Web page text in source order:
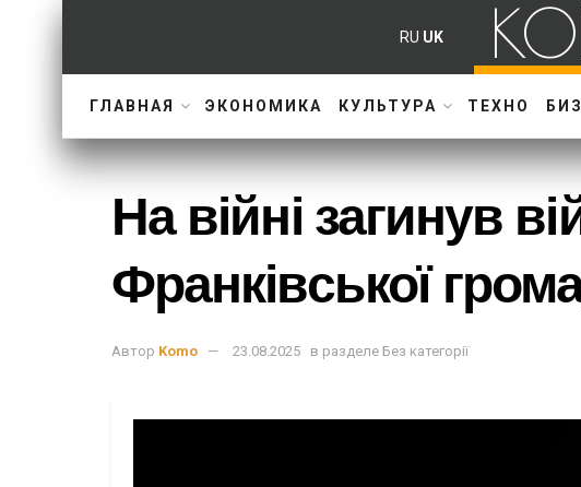
RU UK
ГЛАВНАЯ ЭКОНОМИКА КУЛЬТУРА ТЕХНО
На війні загинув
Франківської
Автор Komo 23.08.2025 в разделе Без категорії